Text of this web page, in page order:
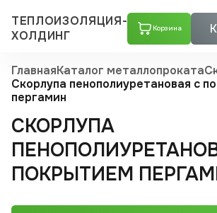
ТЕПЛОИЗОЛЯЦИЯ-
ХОЛДИНГ
Корзина
ГлавнаяКаталог металлопроката
Скорлупа пенополиуретановая с
пергамин
СКОРЛУПА
ПОКРЫТИЕМ